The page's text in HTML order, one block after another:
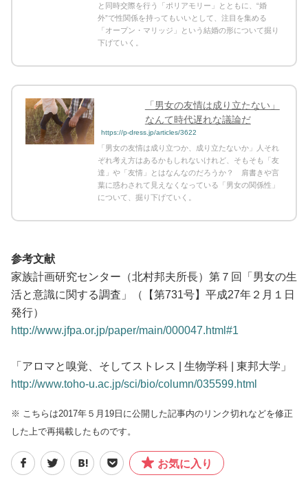
と同時交際を行う「ポリアモリー」とともに、“婚
外”で性関係を持ってもいいとして、注目を集める
「オープン・マリッジ」という結婚の形について掘り
下げていく。
「男女の友情は成り立たない」
なんて時代遅れな議論だ
https://p-dress.jp/articles/3622
「男女の友情は成り立つか、成り立たないか」人それ
ぞれ考え方はあるかもしれないけれど、そもそも「友
達」や「友情」とはなんなのだろうか？ 肩書きや言
葉に惑わされて見えなくなっている「男女の関係性」
について、掘り下げていく。
参考文献
家族計画研究センター（北村邦夫所長）第７回「男女の生
活と意識に関する調査」（【第731号】平成27年２月１日
発行）
http://www.jfpa.or.jp/paper/main/000047.html#1
「アロマと嗅覚、そしてストレス | 生物学科 | 東邦大学」
http://www.toho-u.ac.jp/sci/bio/column/035599.html
※ こちらは2017年５月19日に公開した記事内のリンク切れなどを修正
した上で再掲載したものです。
お気に入り